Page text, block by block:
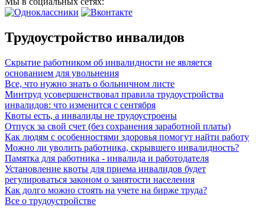
Трудоустройство инвалидов
Скрытие работником об инвалидности не является
основанием для увольнения
Все, что нужно знать о больничном листе
Минтруд усовершенствовал правила трудоустройства
инвалидов: что изменится с сентября
Квоты есть, а инвалиды не трудоустроены
Отпуск за свой счет (без сохранения заработной платы)
Как людям с особенностями здоровья помогут найти работу
Можно ли уволить работника, скрывшего инвалидность?
Памятка для работника - инвалида и работодателя
Установление квоты для приема инвалидов будет
регулироваться законом о занятости населения
Как долго можно стоять на учете на бирже труда?
Все о трудоустройстве